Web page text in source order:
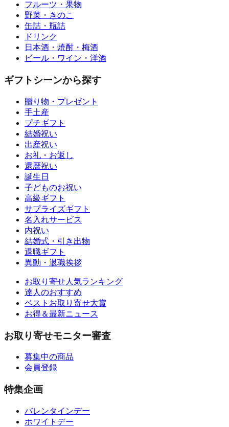
フルーツ・果物
野菜・きのこ
缶詰・瓶詰
ドリンク
日本酒・焼酎・梅酒
ビール・ワイン・洋酒
ギフトシーンから探す
贈り物・プレゼント
手土産
プチギフト
結婚祝い
出産祝い
お礼・お返し
還暦祝い
誕生日
子どものお祝い
高級ギフト
サプライズギフト
名入れサービス
内祝い
結婚式・引き出物
退職ギフト
異動・退職挨拶
お取り寄せ人気ランキング
達人のおすすめ
ベストお取り寄せ大賞
お得＆最新ニュース
お取り寄せモニター審査
募集中の商品
会員登録
特集企画
バレンタインデー
ホワイトデー